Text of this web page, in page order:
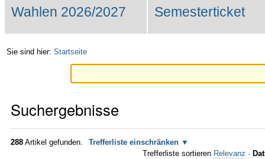
Wahlen 2026/2027 Semesterticket
Sie sind hier: Startseite
Suchergebnisse
288 Artikel gefunden.
Trefferliste einschränken
Trefferliste sortieren Relevanz ·